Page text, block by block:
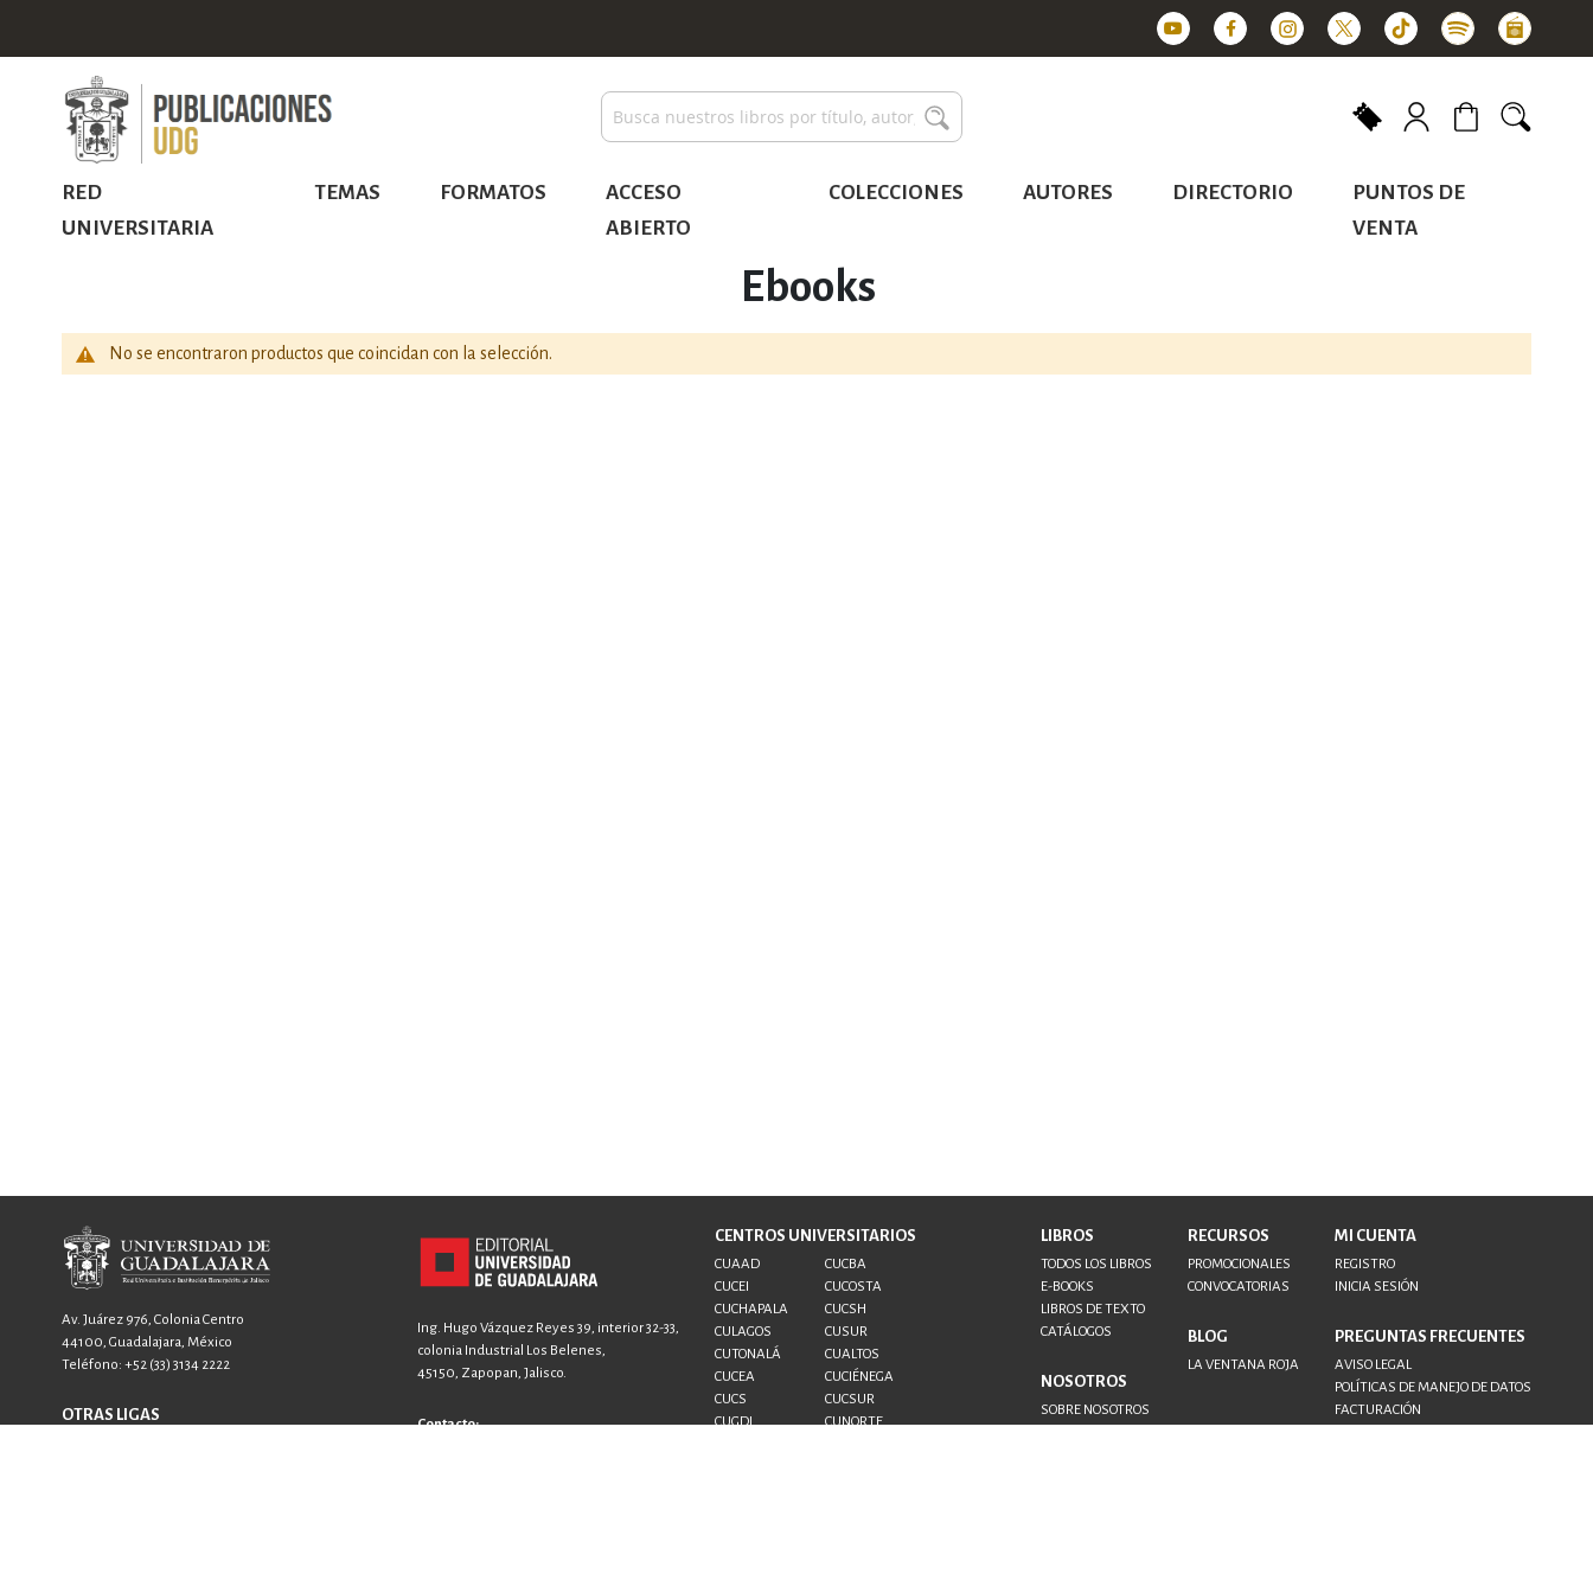
Buscar
RED
UNIVERSITARIA
TEMAS FORMATOS
ACCESO
ABIERTO
COLECCIONES AUTORES DIRECTORIO
PUNTOS DE
VENTA
Ebooks
No se encontraron productos que coincidan con la selección.
Av. Juárez 976, Colonia Centro
44100, Guadalajara, México
Teléfono: +52 (33) 3134 2222
OTRAS LIGAS
Ing. Hugo Vázquez Reyes 39, interior 32-33,
colonia Industrial Los Belenes,
45150, Zapopan, Jalisco.
Contacto:
CENTROS UNIVERSITARIOS
CUAAD
CUCBA
CUCEI
CUCOSTA
CUCHAPALA
CUCSH
CULAGOS
CUSUR
CUTONALÁ
CUALTOS
CUCEA
CUCIÉNEGA
CUCS
CUCSUR
CUGDL
CUNORTE
LIBROS
TODOS LOS LIBROS
E-BOOKS
LIBROS DE TEXTO
CATÁLOGOS
NOSOTROS
SOBRE NOSOTROS
RECURSOS
PROMOCIONALES
CONVOCATORIAS
BLOG
LA VENTANA ROJA
MI CUENTA
REGISTRO
INICIA SESIÓN
PREGUNTAS FRECUENTES
AVISO LEGAL
POLÍTICAS DE MANEJO DE DATOS
FACTURACIÓN